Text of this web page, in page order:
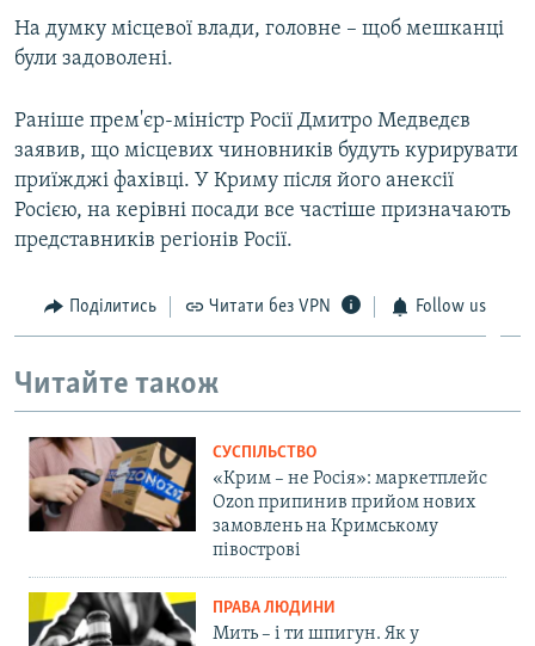
На думку місцевої влади, головне – щоб мешканці
були задоволені.
Раніше прем'єр-міністр Росії Дмитро Медведєв
заявив, що місцевих чиновників будуть курирувати
приїжджі фахівці. У Криму після його анексії
Росією, на керівні посади все частіше призначають
представників регіонів Росії.
Поділитись Читати без VPN Follow us
Читайте також
СУСПІЛЬСТВО
«Крим – не Росія»: маркетплейс
Ozon припинив прийом нових
замовлень на Кримському
півострові
ПРАВА ЛЮДИНИ
Мить – і ти шпигун. Як у